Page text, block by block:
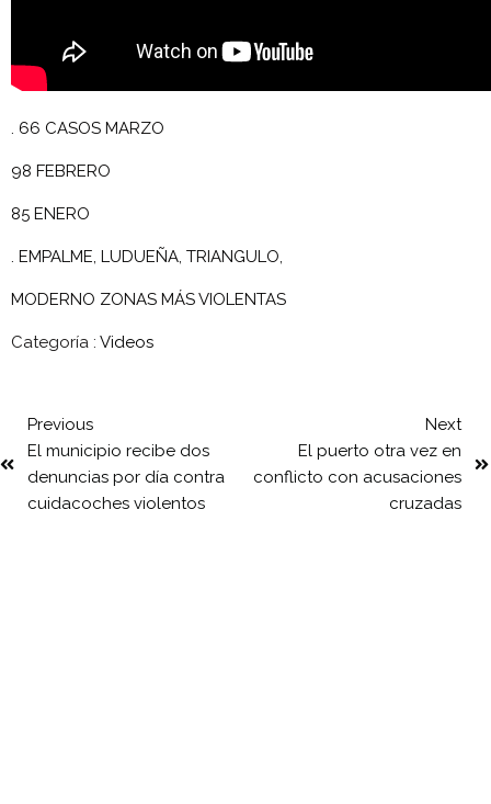
. 66 CASOS MARZO
98 FEBRERO
85 ENERO
. EMPALME, LUDUEÑA, TRIANGULO,
MODERNO ZONAS MÁS VIOLENTAS
Categoría : Videos
Previous
El municipio recibe dos
denuncias por día contra
cuidacoches violentos
Next
El puerto otra vez en
conflicto con acusaciones
cruzadas